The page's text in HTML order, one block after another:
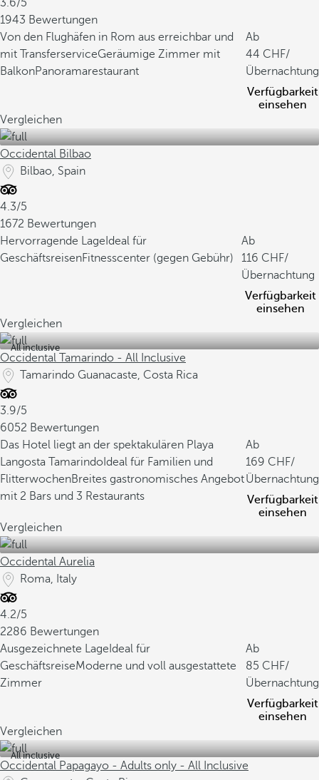
3.6/5
1943 Bewertungen
Von den Flughäfen in Rom aus erreichbar und
mit TransferserviceGeräumige Zimmer mit
BalkonPanoramarestaurant
Ab
44
/
Übernachtung
Verfügbarkeit
einsehen
Vergleichen
Occidental Bilbao
Bilbao, Spain
4.3/5
1672 Bewertungen
Hervorragende Lage Ideal für
GeschäftsreisenFitnesscenter (gegen Gebühr)
Ab
116
/
Übernachtung
Verfügbarkeit
einsehen
Vergleichen
All inclusive
Occidental Tamarindo - All Inclusive
Tamarindo Guanacaste, Costa Rica
3.9/5
6052 Bewertungen
Das Hotel liegt an der spektakulären Playa
Langosta Tamarindo Ideal für Familien und
FlitterwochenBreites gastronomisches Angebot
mit 2 Bars und 3 Restaurants
Ab
169
/
Übernachtung
Verfügbarkeit
einsehen
Vergleichen
Occidental Aurelia
Roma, Italy
4.2/5
2286 Bewertungen
Ausgezeichnete Lage Ideal für
GeschäftsreiseModerne und voll ausgestattete
Zimmer
Ab
85
/
Übernachtung
Verfügbarkeit
einsehen
Vergleichen
All inclusive
Occidental Papagayo - Adults only - All Inclusive